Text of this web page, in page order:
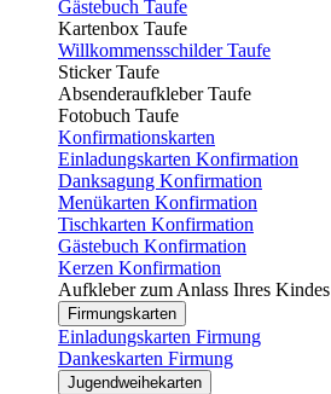
Gästebuch Taufe
Kartenbox Taufe
Willkommensschilder Taufe
Sticker Taufe
Absenderaufkleber Taufe
Fotobuch Taufe
Konfirmationskarten
Einladungskarten Konfirmation
Danksagung Konfirmation
Menükarten Konfirmation
Tischkarten Konfirmation
Gästebuch Konfirmation
Kerzen Konfirmation
Aufkleber zum Anlass Ihres Kindes
Firmungskarten
Einladungskarten Firmung
Dankeskarten Firmung
Jugendweihekarten